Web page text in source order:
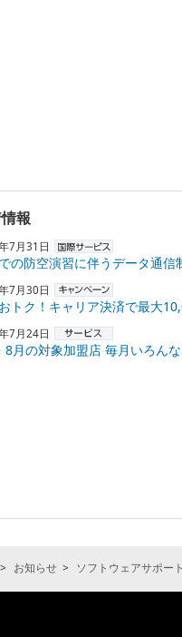
報
7月31日
の防空演習に伴うデータ通信
7月30日
トク！キャリア決済で最大10,000円
7月24日
の対象加盟店 毎月いろんなお店でPayPayポ
お知らせ ソフトウェアサポー